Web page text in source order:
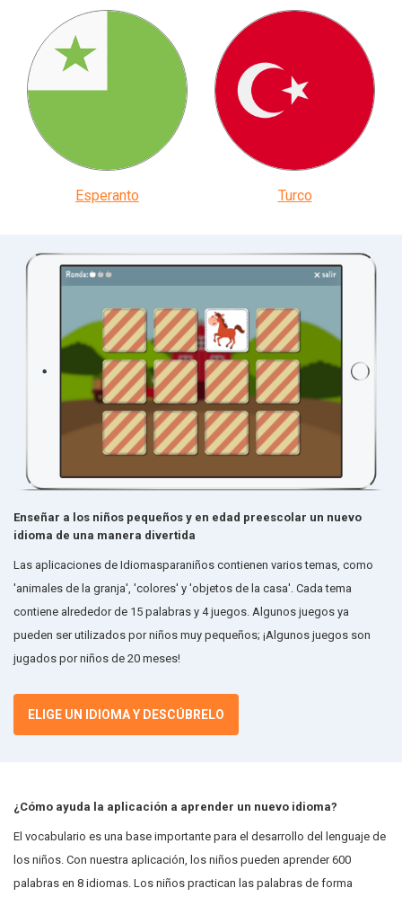
Esperanto Turco
Enseñar a los niños pequeños y en edad preescolar un nuevo
idioma de una manera divertida
Las aplicaciones de Idiomasparaniños contienen varios temas, como
'animales de la granja', 'colores' y 'objetos de la casa'. Cada tema
contiene alrededor de 15 palabras y 4 juegos. Algunos juegos ya
pueden ser utilizados por niños muy pequeños; ¡Algunos juegos son
jugados por niños de 20 meses!
ELIGE UN IDIOMA Y DESCÚBRELO
¿Cómo ayuda la aplicación a aprender un nuevo idioma?
El vocabulario es una base importante para el desarrollo del lenguaje de
los niños. Con nuestra aplicación, los niños pueden aprender 600
palabras en 8 idiomas. Los niños practican las palabras de forma